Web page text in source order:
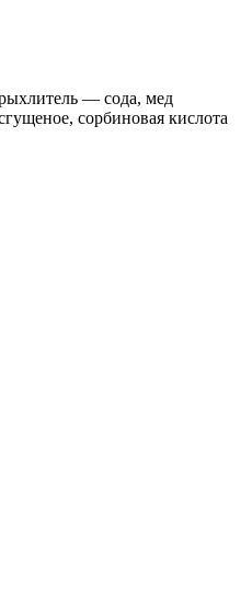
— сода, мед
сорбиновая кислота